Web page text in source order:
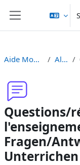
Website-
Aide Moodle - Moodle Hilfe Allgemeines
Questions/
Fragen/